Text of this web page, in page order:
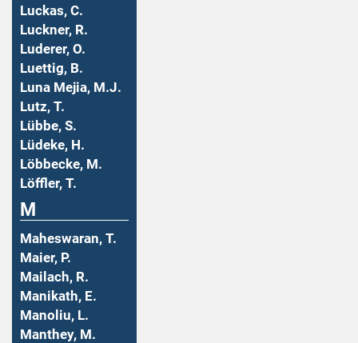
Luckas, C.
Luckner, R.
Luderer, O.
Luettig, B.
Luna Mejia, M.J.
Lutz, T.
Lübbe, S.
Lüdeke, H.
Löbbecke, M.
Löffler, T.
M
Maheswaran, T.
Maier, P.
Mailach, R.
Manikath, E.
Manoliu, L.
Manthey, M.